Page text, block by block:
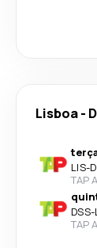
Lisboa-
LIS-
TAP
DSS-
TAP